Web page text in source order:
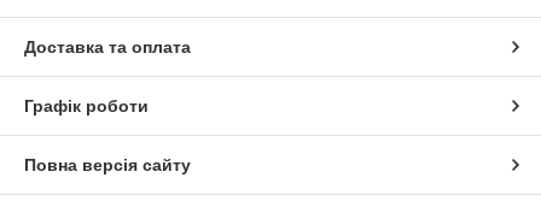
Доставка та оплата
Графік роботи
Повна версія сайту